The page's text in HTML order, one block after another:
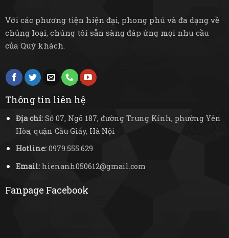
Với các phương tiện hiện đại, phong phú và đa dạng về
chủng loại, chúng tôi sẵn sàng đáp ứng mọi nhu cầu
của Quý khách.
Thông tin liên hệ
Địa chỉ:Số 07, Ngõ 187, đường Trung Kính, phường Yên
Hòa, quận Cầu Giấy, Hà Nội
Hotline:0979.555.629
Email:hienanh050612@gmail.com
Fanpage Facebook